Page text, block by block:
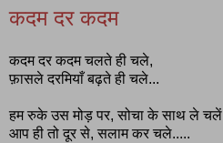
कदम दर कदम
कदम दर कदम चलते ही चले,
फ़ासले दरमियाँ बढ़ते ही चले...
हम रुके उस मोड़ पर, सोचा के साथ ले
आप ही तो दूर से, सलाम कर चले.....